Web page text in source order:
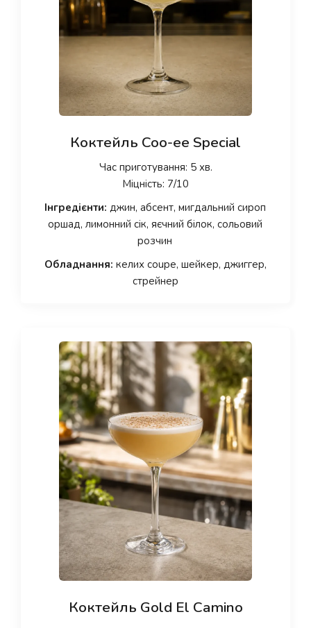
Коктейль Coo-ee Special
Час приготування: 5 хв.
Міцність: 7/10
Інгредієнти: джин, абсент, мигдальний сироп
оршад, лимонний сік, яєчний білок, сольовий
розчин
Обладнання: келих coupe, шейкер, джиггер,
стрейнер
Коктейль Gold El Camino